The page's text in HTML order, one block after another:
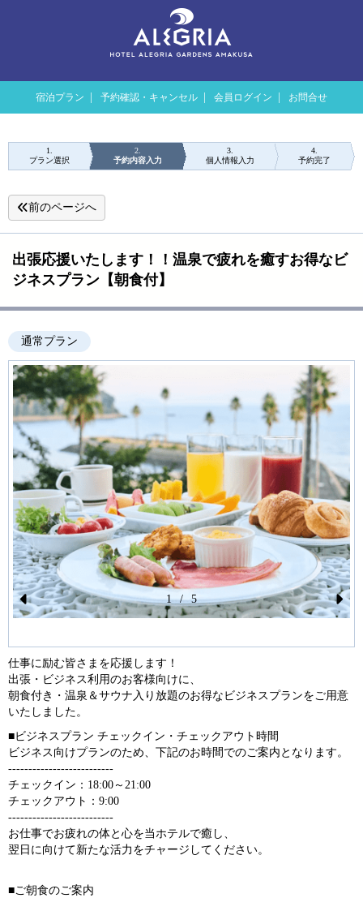
宿泊プラン 予約確認・キャンセル 会員ログイン お問合せ
1
プラン選択
2
予約内容入力
3
個人情報入力
4
予約完了
前のページへ
出張応援いたします！！温泉で疲れを癒すお得なビ
ジネスプラン【朝食付】
通常プラン
Pr
ev
io
us
N
ex
1 / 5
仕事に励む皆さまを応援します！
出張・ビジネス利用のお客様向けに、
朝食付き・温泉＆サウナ入り放題のお得なビジネスプランをご用意
いたしました。
■ビジネスプラン チェックイン・チェックアウト時間
ビジネス向けプランのため、下記のお時間でのご案内となります。
--------------------------
チェックイン：18:00～21:00
チェックアウト：9:00
--------------------------
お仕事でお疲れの体と心を当ホテルで癒し、
翌日に向けて新たな活力をチャージしてください。
■ご朝食のご案内